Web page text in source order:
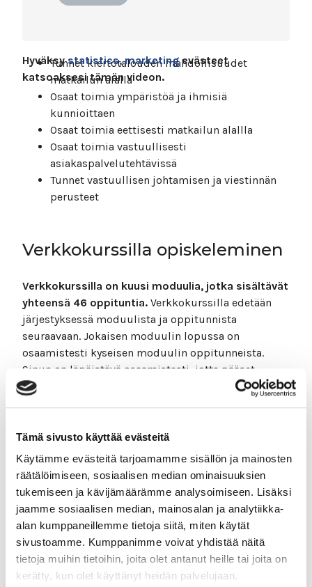
Tämä sivusto käyttää evästeitä
Käytämme evästeitä tarjoamamme sisällön ja mainosten
räätälöimiseen, sosiaalisen median ominaisuuksien
tukemiseen ja kävijämäärämme analysoimiseen. Lisäksi
jaamme sosiaalisen median, mainosalan ja analytiikka-
alan kumppaneillemme tietoja siitä, miten käytät
sivustoamme. Kumppanimme voivat yhdistää näitä
tietoja muihin tietoihin, joita olet antanut heille tai joita on
kerätty, kun olet käyttänyt heidän palvelujaan.
Hyväksystatistics, marketingevästeet
katsoaksesi tämän videon.
Tunnet kiertotalouden mahdollisuudet
matkailun alalla
Osaat toimia ympäristöä ja ihmisiä
kunnioittaen
Osaat toimia eettisesti matkailun alallla
Osaat toimia vastuullisesti
asiakaspalvelutehtävissä
Tunnet vastuullisen johtamisen ja viestinnän
perusteet
Verkkokurssilla opiskeleminen
Verkkokurssilla on kuusi moduulia, jotka sisältävät
yhteensä 46 oppituntia. Verkkokurssilla edetään
järjestyksessä moduulista ja oppitunnista
seuraavaan. Jokaisen moduulin lopussa on
osaamistesti kyseisen moduulin oppitunneista.
Sinun on läpäistävä osaamistesti, jotta pääset
jatkamaan seuraavaan moduuliin.
tekstisisällöt. Voit kuunnella tietyn sivun kaikki
tekstisisällöt painamalla sivun vasemmasta
ylälaidasta “Kuuntele”-painiketta. Voit myös
halutessasi maalata tietyn tekstiosan ja painaa
“Kuuntele”. Maalaamalla jonkin sanan saat esille
myös sanakirjan.
Voit milloin vain antaa palautettasivun oikeasta
alalaidasta löytyvästä painikkeesta. Riippuen siitä
oletko kurssi-, moduuli- vai oppituntisivulla,